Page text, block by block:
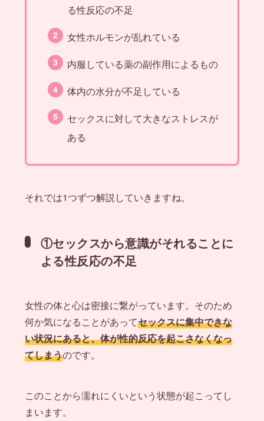
る性反応の不足
女性ホルモンが乱れている
内服している薬の副作用によるもの
体内の水分が不足している
セックスに対して大きなストレスが
ある
それでは1つずつ解説していきますね。
①セックスから意識がそれることに
よる性反応の不足
女性の体と心は密接に繋がっています。そのため
何か気になることがあってセックスに集中できな
い状況にあると、体が性的反応を起こさなくなっ
てしまうのです。
このことから濡れにくいという状態が起こってし
まいます。